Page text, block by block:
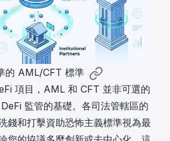
的 AML/CFT 標準
項目，AML 和 CFT 並非可選的
監管的基礎。各司法管轄區的
錢和打擊資助恐怖主義標準視為最